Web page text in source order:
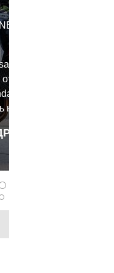
2025.
на
разных
по
599 и